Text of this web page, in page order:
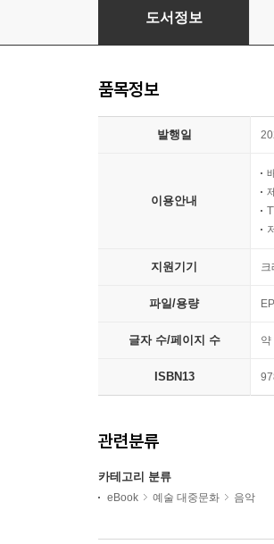
음악으로 자유로워지다
도서정보
품목정보
발행일
이용안내
지원기기
파일/용량
글자 수/페이지 수 약
ISBN13
관련분류
카테고리 분류
eBook 예술 대중문화 음악